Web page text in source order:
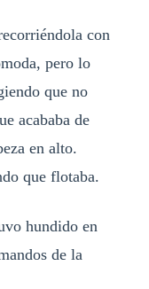
con
pero lo
que no
acababa de
en alto.
que flotaba.
hundido en
de la